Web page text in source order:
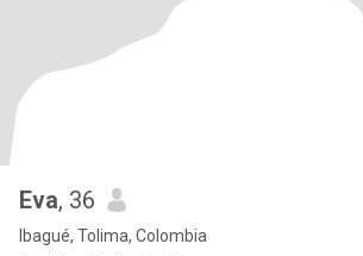
Eva, 36
Ibagué, Tolima, Colombia